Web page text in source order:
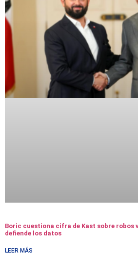
Boric cuestiona cifra de Kast sobre robos
defiende los datos
LEER MÁS